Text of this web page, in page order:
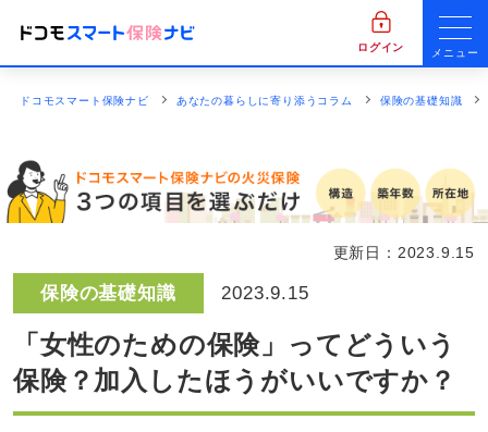
ログイン メニュー
ドコモスマート保険ナビ あなたの暮らしに寄り添うコラム 保険の基礎知識
更新日： 2023.9.15
保険の基礎知識 2023.9.15
「女性のための保険」ってどういう
保険？加入したほうがいいですか？